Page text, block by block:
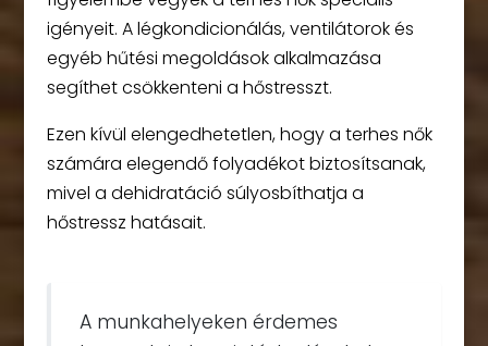
igényeit. A légkondicionálás, ventilátorok és
egyéb hűtési megoldások alkalmazása
segíthet csökkenteni a hőstresszt.
Ezen kívül elengedhetetlen, hogy a terhes nők
számára elegendő folyadékot biztosítsanak,
mivel a dehidratáció súlyosbíthatja a
hőstressz hatásait.
A munkahelyeken érdemes